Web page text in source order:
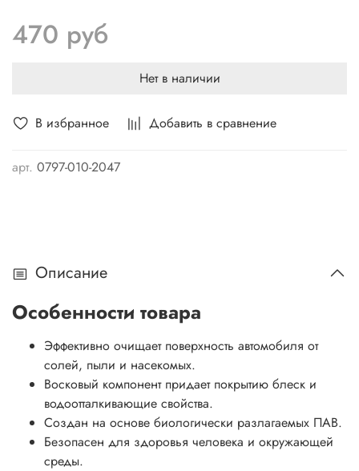
В избранное Добавить в сравнение
арт. 0797-010-2047
470 руб
Нет в наличии
Описание
Особенности товара
Эффективно очищает поверхность автомобиля от
солей, пыли и насекомых.
Восковый компонент придает покрытию блеск и
водоотталкивающие свойства.
Создан на основе биологически разлагаемых ПАВ.
Безопасен для здоровья человека и окружающей
среды.